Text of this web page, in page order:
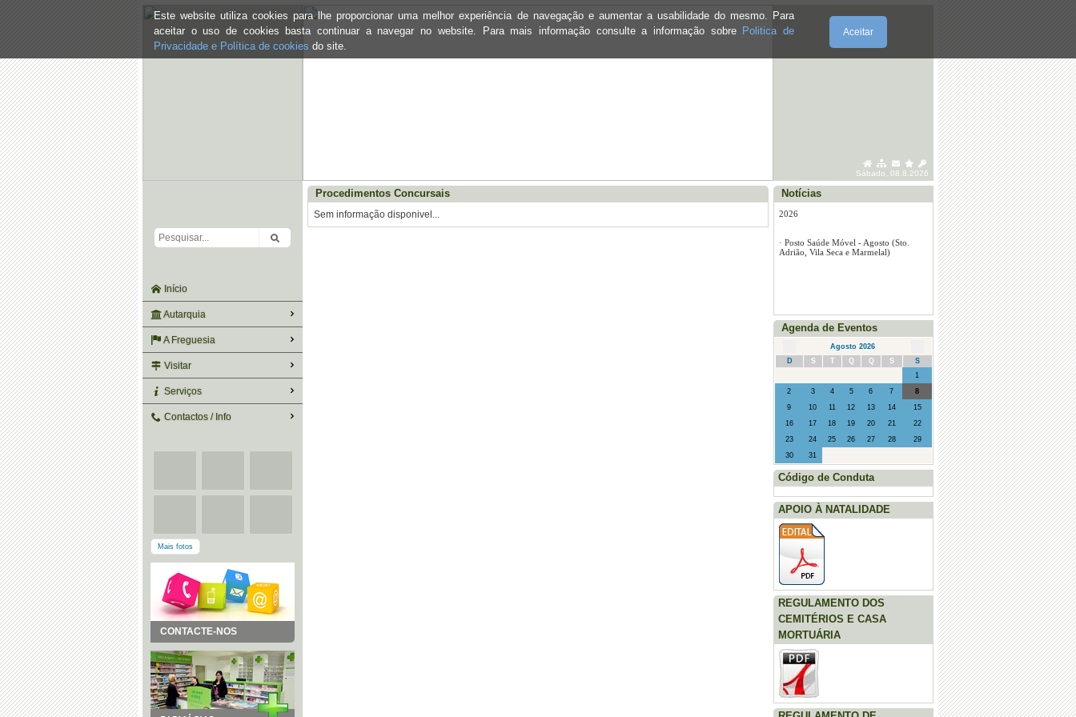
Este website utiliza cookies para lhe proporcionar uma melhor experiência de navegação e aumentar a usabilidade do mesmo. Para
aceitar o uso de cookies basta continuar a navegar no website. Para mais informação consulte a informação sobre Politica de
Privacidade e Política de cookies do site.
Aceitar
Sábado, 08.8.2026
Início
Autarquia
A Freguesia
Visitar
Serviços
Contactos / Info
Mais fotos
CONTACTE-NOS
Procedimentos Concursais
Sem informação disponivel...
Notícias
Posto Saúde Móvel - Santo Adrião -
·Posto Saúde Móvel - Vila Seca - julho
2026
· Posto Saúde Móvel - Agosto (Sto.
Adrião, Vila Seca e Marmelal)
Agenda de Eventos
Agosto 2026
D
S T Q Q S
S
1
2
3 4 5 6 7
8
9
10 11 12 13 14
15
16
17 18 19 20 21
22
23
24 25 26 27 28
29
30
31
Código de Conduta
APOIO À NATALIDADE
REGULAMENTO DOS
CEMITÉRIOS E CASA
MORTUÁRIA